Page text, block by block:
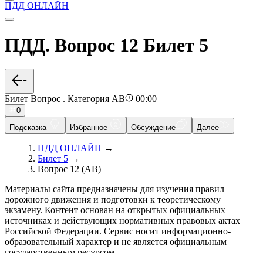
ПДД ОНЛАЙН
ПДД. Вопрос 12 Билет 5
Билет Вопрос . Категория AB 00:00
0
Подсказка
Избранное Обсуждение Далее
ПДД ОНЛАЙН →
Билет 5 →
Вопрос 12 (AB)
Материалы сайта предназначены для изучения правил
дорожного движения и подготовки к теоретическому
экзамену. Контент основан на открытых официальных
источниках и действующих нормативных правовых актах
Российской Федерации. Сервис носит информационно-
образовательный характер и не является официальным